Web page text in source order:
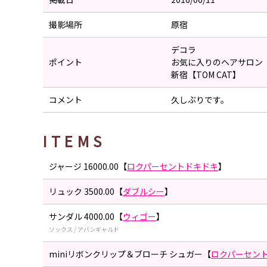
撮影場所 原宿
ポイント
デコラ
お気に入りのヘアサロン
新宿【TOM CAT】
コメント 久しぶりです。
ITEMS
ジャージ 16000.00【ロクパーセントドキドキ】
リュック 3500.00【ダブルシー】
サンダル 4000.00【ウィゴー】
ソックス / アバンギャルド
miniリボンクリップ＆ブローチ シュガー【ロクパーセン